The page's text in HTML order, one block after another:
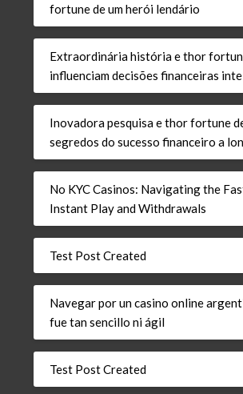
fortune de um herói lendário
Extraordinária história e thor
influenciam decisões financeiras
Inovadora pesquisa e thor fortune
segredos do sucesso financeiro a
No KYC Casinos: Navigating the
Instant Play and Withdrawals
Test Post Created
Navegar por un casino online
fue tan sencillo ni ágil
Test Post Created